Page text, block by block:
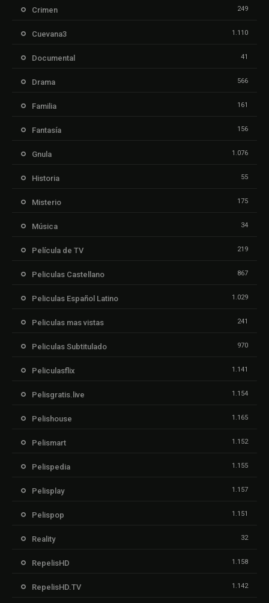
Crimen 249
Cuevana3 1.110
Documental 41
Drama 566
Familia 161
Fantasía 156
Gnula 1.076
Historia 55
Misterio 175
Música 34
Película de TV 219
Peliculas Castellano 867
Peliculas Español Latino 1.029
Peliculas mas vistas 241
Peliculas Subtitulado 970
Peliculasflix 1.141
Pelisgratis.live 1.154
Pelishouse 1.165
Pelismart 1.152
Pelispedia 1.155
Pelisplay 1.157
Pelispop 1.151
Reality 32
RepelisHD 1.158
RepelisHD.TV 1.142